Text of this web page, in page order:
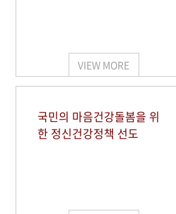
VIEW MORE
국민의 마음건강돌봄을 위
한 정신건강정책 선도